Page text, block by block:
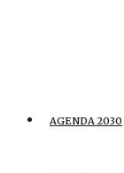
AGENDA 2030